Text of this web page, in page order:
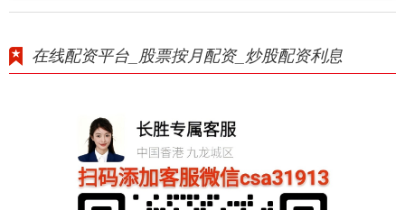
在线配资平台_股票按月配资_炒股配资利息